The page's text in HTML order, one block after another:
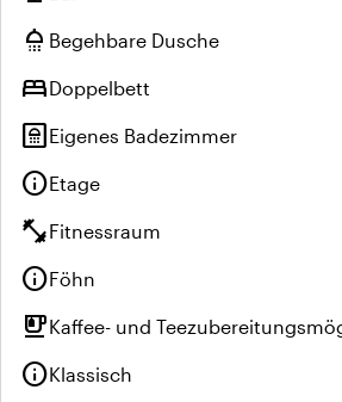
shower Begehbare Dusche
bedDoppelbett
bathroomEigenes Badezimmer
infoEtage
fitness_centerFitnessraum
infoFöhn
emoji_food_beverageKaffee- und
infoKlassisch